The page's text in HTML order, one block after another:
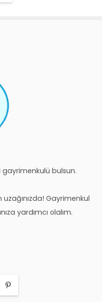
gayrimenkulü bulsun.
Gayrimenkul
yardımcı olalım.